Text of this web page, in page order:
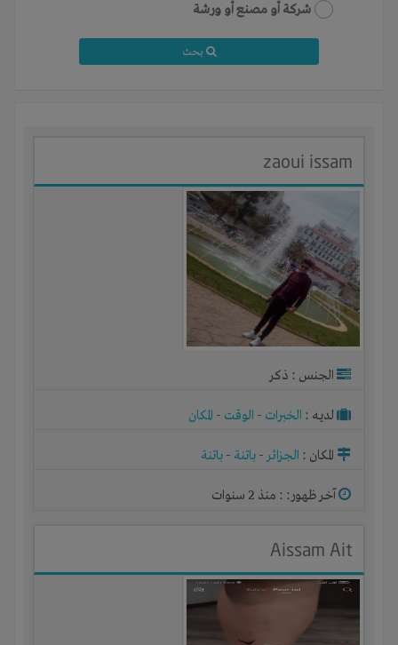
شركة أو مصنع أو ورشة
zaoui issam
الجنس : ذكر
لديـه : الخبرات - الوقت - المكان
المكان : الجزائر- باتنة - باتنة
آخر ظهور: : منذ 2 سنوات
Aissam Ait